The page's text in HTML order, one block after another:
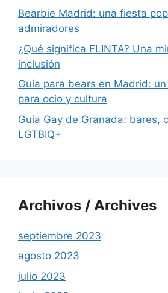
Bearbie Madrid: una fiesta
admiradores
¿Qué significa FLINTA? Una
inclusión
Guía para bears en Madrid:
para ocio y cultura
Guía Gay de Granada: bares,
LGTBIQ+
Archivos / Archives
septiembre 2023
agosto 2023
julio 2023